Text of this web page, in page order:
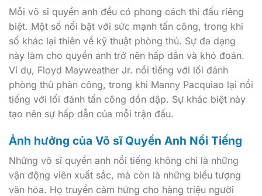
Mỗi võ sĩ quyền anh đều có phong cách thi đấu riêng
biệt. Một số nổi bật với sức mạnh tấn công, trong khi
số khác lại thiên về kỹ thuật phòng thủ. Sự đa dạng
này làm cho quyền anh trở nên hấp dẫn và khó đoán.
Ví dụ, Floyd Mayweather Jr. nổi tiếng với lối đánh
phòng thủ phản công, trong khi Manny Pacquiao lại nổi
tiếng với lối đánh tấn công dồn dập. Sự khác biệt này
tạo nên sự hấp dẫn của mỗi trận đấu.
Ảnh hưởng của Võ sĩ Quyền Anh Nổi Tiếng
Những võ sĩ quyền anh nổi tiếng không chỉ là những
vận động viên xuất sắc, mà còn là những biểu tượng
văn hóa. Họ truyền cảm hứng cho hàng triệu người